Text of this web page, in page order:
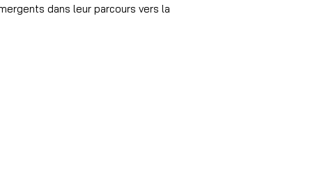
dans leur parcours vers la